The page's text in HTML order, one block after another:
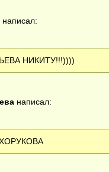
написал:
НИКИТУ!!!))))
написал: